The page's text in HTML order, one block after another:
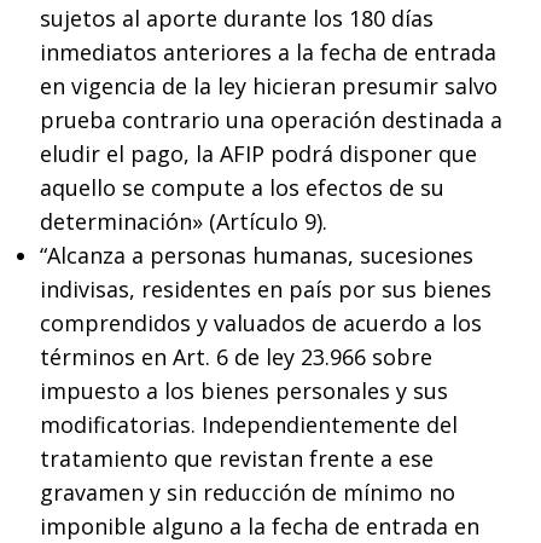
sujetos al aporte durante los 180 días
inmediatos anteriores a la fecha de entrada
en vigencia de la ley hicieran presumir salvo
prueba contrario una operación destinada a
eludir el pago, la AFIP podrá disponer que
aquello se compute a los efectos de su
determinación» (Artículo 9).
“Alcanza a personas humanas, sucesiones
indivisas, residentes en país por sus bienes
comprendidos y valuados de acuerdo a los
términos en Art. 6 de ley 23.966 sobre
impuesto a los bienes personales y sus
modificatorias. Independientemente del
tratamiento que revistan frente a ese
gravamen y sin reducción de mínimo no
imponible alguno a la fecha de entrada en